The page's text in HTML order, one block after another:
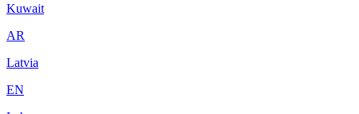
Kuwait
AR
Latvia
EN